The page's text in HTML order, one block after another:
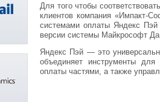
Для того чтобы
клиентов компания «Импакт-
системами оплаты Яндекс
версии системы Майкрософт
Яндекс Пэй — это
объединяет инструменты
оплаты частями, а также